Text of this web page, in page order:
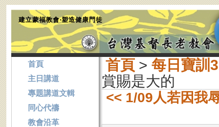
建立蒙福教會‧塑造健康門徒
首頁> 每日寶訓
賞賜是大的
<< 1/09人若因我
首頁
主日講道
專題講道文輯
同心代禱
教會沿革